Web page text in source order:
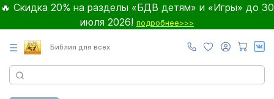
🔥 Скидка 20% на разделы «БДВ детям» и «Игры» до 30
июля 2026! подробнее>>>
☰ Библия для всех